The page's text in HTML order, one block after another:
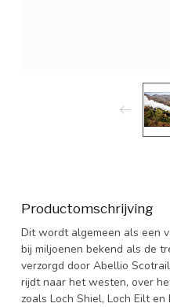
Productomschrijving
Dit wordt algemeen als een
bij miljoenen bekend als de
verzorgd door Abellio
rijdt naar het westen, over
zoals Loch Shiel, Loch Eilt